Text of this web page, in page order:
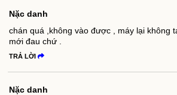
Nặc danh
chán quá ,không vào được , máy lại không
mới đau chứ .
TRẢ LỜI
Nặc danh